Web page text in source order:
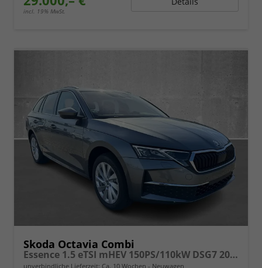
incl. 19% MwSt.
Skoda Octavia Combi
Essence 1.5 eTSI mHEV 150PS/110kW DSG7 2026
unverbindliche Lieferzeit: Ca. 10 Wochen Neuwagen